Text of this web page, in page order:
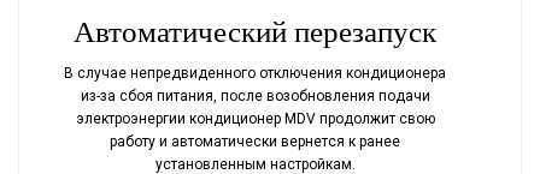
Автоматический перезапуск
В случае непредвиденного отключения кондиционера
из-за сбоя питания, после возобновления подачи
электроэнергии кондиционер MDV продолжит свою
работу и автоматически вернется к ранее
установленным настройкам.